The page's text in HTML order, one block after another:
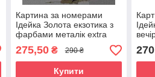
Картина за номерами
Ідейка Золота екзотика з
фарбами металік extra
©art_selena_ua
(KHO6708) 40 х 50 см
275,50₴ 290 ₴
Купити
270